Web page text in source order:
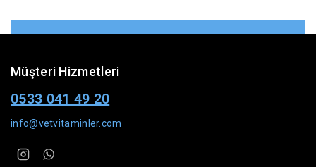
Müşteri Hizmetleri
0533 041 49 20
info@vetvitaminler.com